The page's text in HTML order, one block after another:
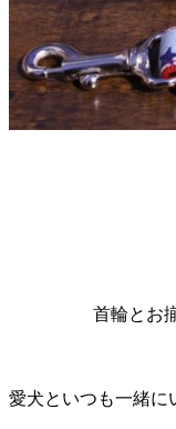
首輪とお
愛犬といつも一緒に